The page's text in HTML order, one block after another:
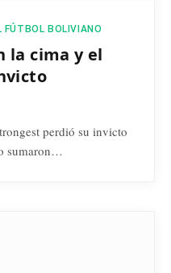
FÚTBOL BOLIVIANO
la cima y el
perdió su invicto
sumaron…